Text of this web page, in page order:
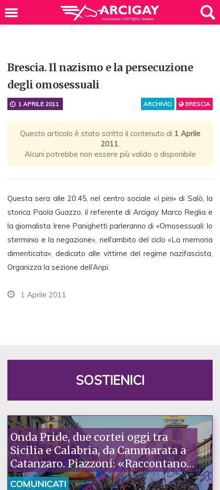
Brescia. Il nazismo e la persecuzione
degli omosessuali
ARCHIVIO BRESCIA
1 APRILE 2011
Questo articolo è stato scritto il contenuto di 1 Aprile
2011.
Alcuni potrebbe non essere più valido o disponibile
Questa sera alle 20.45, nel centro sociale «I pini» di Salò, la
storica Paola Guazzo, il referente di Arcigay Marco Reglia e
la giornalista Irene Panighetti parleranno di «Omosessuali: lo
sterminio e la negazione», nell’ambito del ciclo «La memoria
dimenticata», dedicato alle vittime del regime nazifascista,
Organizza la sezione dell’Anpi.
1 Aprile 2011
SOSTIENICI
Onda Pride, due cortei oggi tra
Sicilia e Calabria, da Cammarata a
Catanzaro. Piazzoni: «Raccontano
la nostra ostinazione»
COMUNICATI